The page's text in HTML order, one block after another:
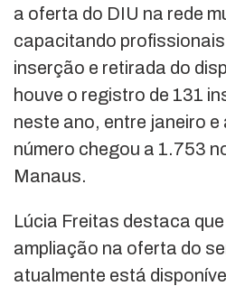
a oferta do DIU na rede
capacitando
inserção e retirada do
houve o registro de 131
neste ano, entre janeiro
número chegou a 1.753
Manaus.
Lúcia Freitas destaca
ampliação na oferta do
atualmente está